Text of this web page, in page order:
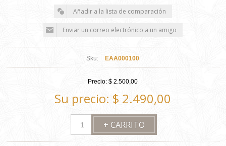
Sku: EAA000100
Precio: $ 2.500,00
Su precio: $ 2.490,00